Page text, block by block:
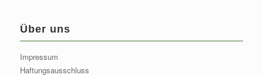
Über uns
Impressum
Haftungsausschluss